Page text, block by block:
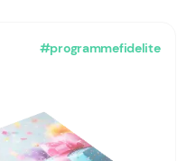
#programmefidelite